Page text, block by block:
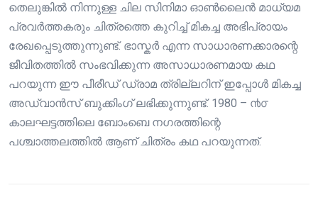
തെലുങ്കിൽ നിന്നുള്ള ചില സിനിമാ ഓൺലൈൻ മാധ്യമ
പ്രവർത്തകരും ചിത്രത്തെ കുറിച്ച് മികച്ച അഭിപ്രായം
രേഖപ്പെടുത്തുന്നുണ്ട്. ഭാസ്കർ എന്ന സാധാരണക്കാരന്റെ
ജീവിതത്തിൽ സംഭവിക്കുന്ന അസാധാരണമായ കഥ
പറയുന്ന ഈ പീരീഡ് ഡ്രാമ ത്രില്ലറിന് ഇപ്പോൾ മികച്ച
അഡ്വാൻസ് ബുക്കിംഗ് ലഭിക്കുന്നുണ്ട്. 1980 – ൯൦
കാലഘട്ടത്തിലെ ബോംബെ നഗരത്തിന്റെ
പശ്ചാത്തലത്തിൽ ആണ് ചിത്രം കഥ പറയുന്നത്.